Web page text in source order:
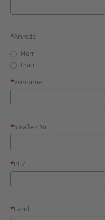
Anrede
Herr
Frau
Vorname
Straße / Nr.
PLZ
Land